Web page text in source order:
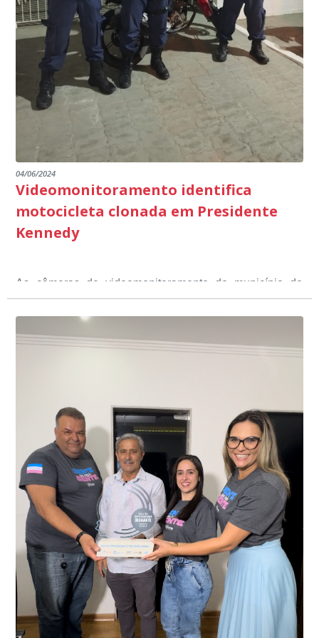
Educação em Presidente Kennedy.
dos educandos. Tudo isso também foi demonstrado ao
Ministério Público através de depoimentos
emocionantes de pais e professores no decorrer da
escuta pública.
promover uma atuação coordenada, integrada e
dialogada em prol do desenvolvimento educacional.
04/06/2024
Videomonitoramento identifica
motocicleta clonada em Presidente
Kennedy
As câmeras de videomonitoramento do município de
Presidente Kennedy identificaram neste fim de semana,
01 de junho, uma motocicleta com indícios de
adulteração, imediatamente, a central de
videomonitoramento acionou a Guarda Civil Municipal,
Durante a abordagem a adulteração foi comprovada,
através da conferência do Chassi, a motocicleta, bem
conta do sistema de videomonitoramento instalado
recentemente em todo o município de Presidente
Kennedy, o sistema é integrado com outros municípios
do país, sendo possível a identificação de veículos por
meio do cruzamento de informações, nesse caso
específico, com dados de uma cidade do Estado do Rio
de Janeiro.
“Mais de 100 câmeras foram instaladas na sede e no
interior de Presidente Kennedy, garantindo mais
segurança à população, seja nas ruas, no comércio, os
produtores agropecuários. Estamos no rumo certo,
parabéns a todos os servidores que contribuem para a
segurança da nossa cidade”, destaca o prefeito Dorlei
Fontão.